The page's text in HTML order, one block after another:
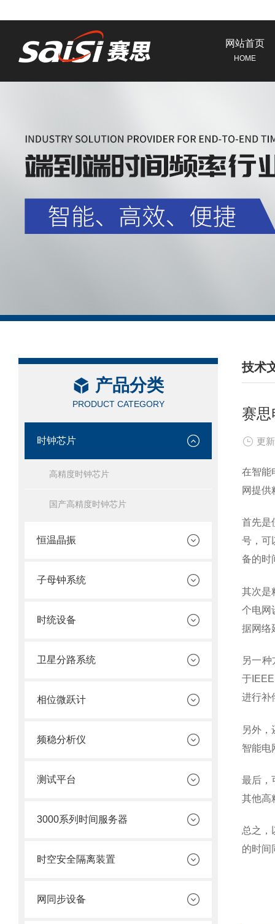
网站首页
HOME
产品分类
PRODUCT CATEGORY
时钟芯片
高精度时钟芯片
国产高精度时钟芯片
恒温晶振
子母钟系统
时统设备
卫星分路系统
相位微跃计
频稳分析仪
测试平台
3000系列时间服务器
时空安全隔离装置
网同步设备
技术
/
赛思
更
在智能
网提供
首先是
号，可
备的时
其次是
个电网
据网络
另一
于
进行补
另外，
智能电
最后，
其他高
总之，
的时间